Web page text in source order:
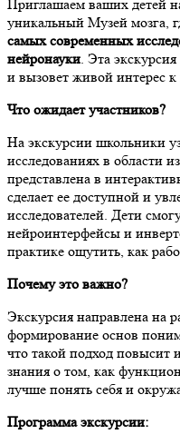
Приглашаем ваших детей
уникальный Музей мозга,
самых современных
нейронауки. Эта
и вызовет живой интерес
Что ожидает участников?
На экскурсии школьники
исследованиях в области
представлена в
сделает ее доступной и
исследователей. Дети
нейроинтерфейсы и
практике ощутить, как
Почему это важно?
Экскурсия направлена на
формирование основ
что такой подход повысит
знания о том, как
лучше понять себя и
Программа экскурсии: